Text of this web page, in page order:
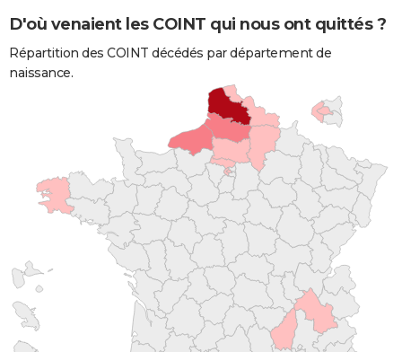
D'où venaient les COINT qui nous ont quittés ?
Répartition des COINT décédés par département de
naissance.